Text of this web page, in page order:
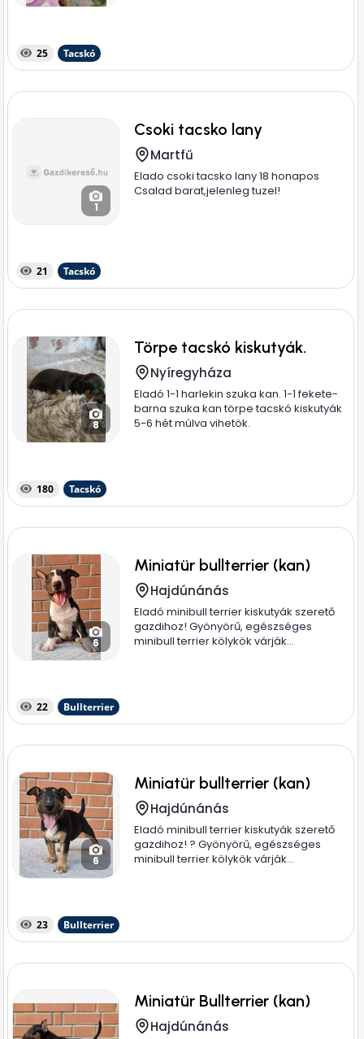
25 Tacskó
1
Csoki tacsko lany
Martfű
Elado csoki tacsko lany 18 honapos
Csalad barat,jelenleg tuzel!
21 Tacskó
8
Törpe tacskó kiskutyák.
Nyíregyháza
Eladó 1-1 harlekin szuka kan. 1-1 fekete-
barna szuka kan törpe tacskó kiskutyák
5-6 hét múlva vihetök.
180 Tacskó
6
Miniatür bullterrier (kan)
Hajdúnánás
Eladó minibull terrier kiskutyák szerető
gazdihoz! Gyönyörű, egészséges
minibull terrier kölykök várják...
22 Bullterrier
6
Miniatür bullterrier (kan)
Hajdúnánás
Eladó minibull terrier kiskutyák szerető
gazdihoz! ? Gyönyörű, egészséges
minibull terrier kölykök várják...
23 Bullterrier
Miniatür Bullterrier (kan)
Hajdúnánás